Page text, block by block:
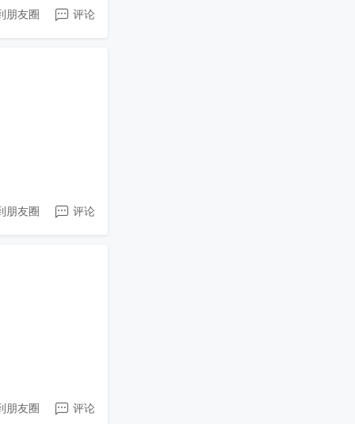
朋友圈 评论
朋友圈 评论
朋友圈 评论